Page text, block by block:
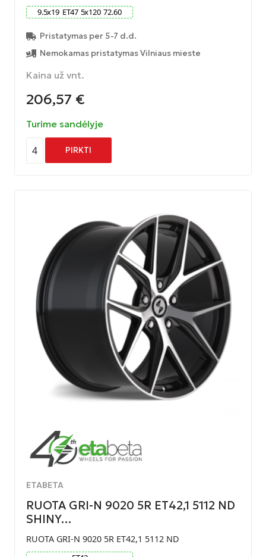
9.5x19 ET47 5x120 72.60
Pristatymas per 5-7 d.d.
Nemokamas pristatymas Vilniaus mieste
Kaina už vnt.
206,57 €
Turime sandėlyje
4 PIRKTI
ETABETA
RUOTA GRI-N 9020 5R ET42,1 5112 ND
SHINY…
RUOTA GRI-N 9020 5R ET42,1 5112 ND